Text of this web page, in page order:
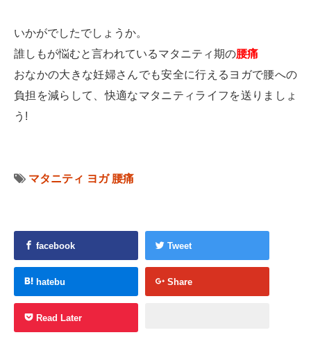
いかがでしたでしょうか。
誰しもが悩むと言われているマタニティ期の腰痛
おなかの大きな妊婦さんでも安全に行えるヨガで腰への
負担を減らして、快適なマタニティライフを送りましょ
う!
マタニティ ヨガ 腰痛
facebook Tweet
hatebu Share
Read Later